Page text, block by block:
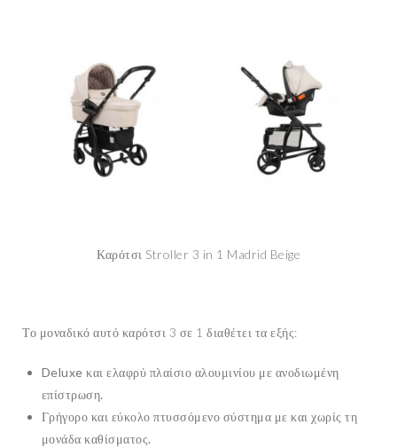
Καρότσι Stroller 3 in 1 Madrid Beige
Το μοναδικό αυτό καρότσι 3 σε 1 διαθέτει τα εξής:
Deluxe και ελαφρύ πλαίσιο αλουμινίου με ανοδιωμένη
επίστρωση.
Γρήγορο και εύκολο πτυσσόμενο σύστημα με και χωρίς τη
μονάδα καθίσματος.